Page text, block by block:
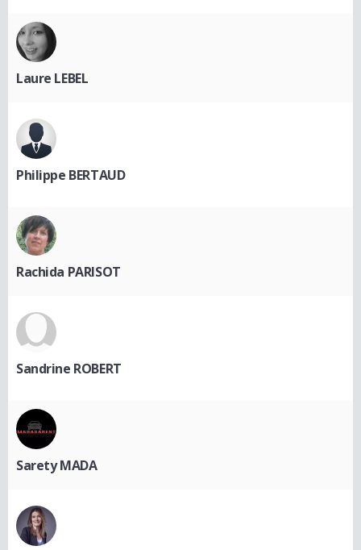
Laure LEBEL
Philippe BERTAUD
Rachida PARISOT
Sandrine ROBERT
Sarety MADA